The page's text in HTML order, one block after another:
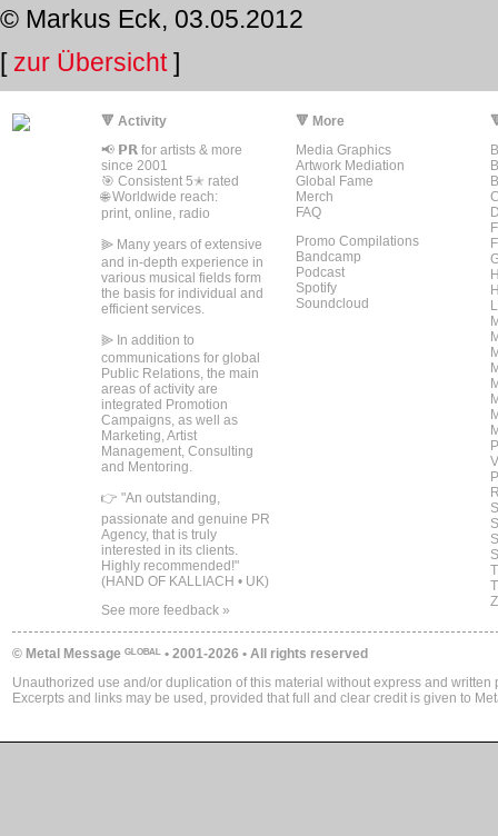
© Markus Eck, 03.05.2012
[ zur Übersicht]
🔻 Activity
📢 𝗣𝗥 for artists & more
since 2001
🎯 Consistent 5✭ rated
🌐 Worldwide reach:
print, online, radio
⫸ Many years of extensive
and in-depth experience in
various musical fields form
the basis for individual and
efficient services.
⫸ In addition to
communications for global
Public Relations, the main
areas of activity are
integrated Promotion
Campaigns, as well as
Marketing, Artist
Management, Consulting
and Mentoring.
👉 "An outstanding,
passionate and genuine PR
Agency, that is truly
interested in its clients.
Highly recommended!"
(HAND OF KALLIACH • UK)
See more feedback »
🔻 More
Media Graphics
Artwork Mediation
Global Fame
Merch
FAQ
Promo Compilations
Bandcamp
Podcast
Spotify
Soundcloud
© Metal Message ᴳᴸᴼᴮᴬᴸ • 2001-2026 • All rights reserved
Unauthorized use and/or duplication of this material without express and
Excerpts and links may be used, provided that full and clear credit is given to